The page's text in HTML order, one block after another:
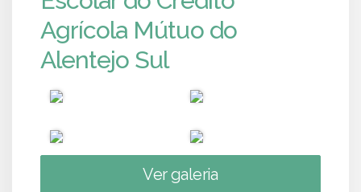
Agrícola Mútuo do
Alentejo Sul
Ver galeria